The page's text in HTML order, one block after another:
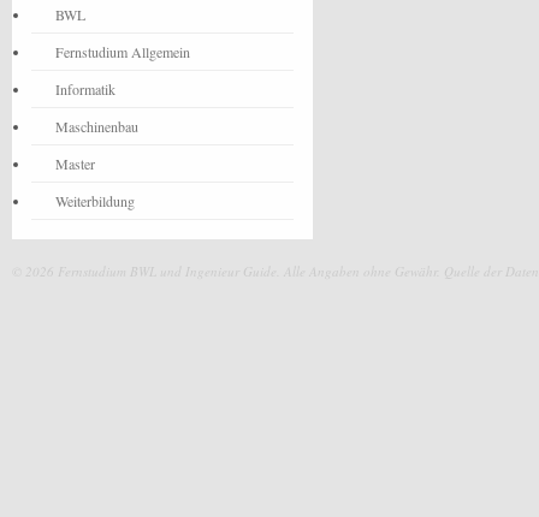
BWL
Fernstudium Allgemein
Informatik
Maschinenbau
Master
Weiterbildung
© 2026 Fernstudium BWL und Ingenieur Guide. Alle Angaben ohne Gewähr. Quelle der